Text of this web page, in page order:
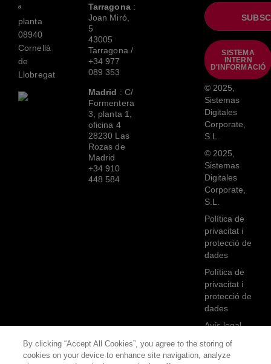
ª
planta
08940
Cornellà
de
Llobregat
Tarragona:
Joan Miró,
5
43005
Tarragona /
+34 977
089 353
Madrid : C/
Formentera
3, planta 1,
oficina 4
28230 Las
Rozas de
Madrid
+34 910
448 584
SISTEMA
INTERN
D'INFORMACIÓ
© 2025,
Sistemas
Digitales
Corporate,
S.L.
© 2025,
Sistemas
Digitales
Corporate,
S.L.
Política de
privacitat i
protecció de
dades
Política de
privacitat i
protecció de
dades
Avís legal
Avís legal
Política de
By clicking “Accept All Cookies”, you agree to the storing of
cookies on your device to enhance site navigation, analyze